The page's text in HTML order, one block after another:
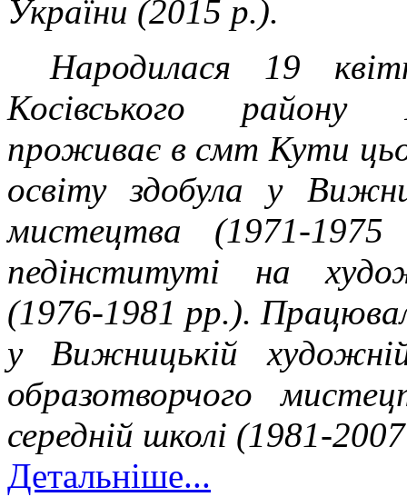
України (2015 р.).
Народилася 19
Косівського району
проживає в смт Кути
освіту здобула у
мистецтва (1971-
педінституті на
(1976-1981 рр.).
у Вижницькій
образотворчого
середній школі (1981-
Детальніше...